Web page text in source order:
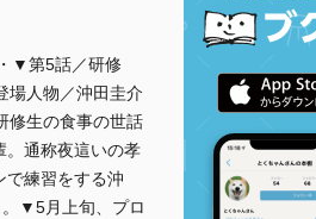
▼第5話／研修
人物／沖田圭介
修生の食事の世話
。通称夜這いの孝
で練習をする沖
。▼5月上旬、プロ